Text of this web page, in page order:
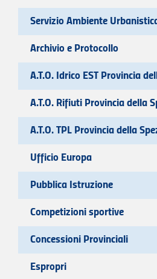
Servizio Ambiente
Archivio e Protocollo
A.T.O. Idrico EST Provincia
A.T.O. Rifiuti Provincia della
A.T.O. TPL Provincia della
Ufficio Europa
Pubblica Istruzione
Competizioni sportive
Concessioni Provinciali
Espropri